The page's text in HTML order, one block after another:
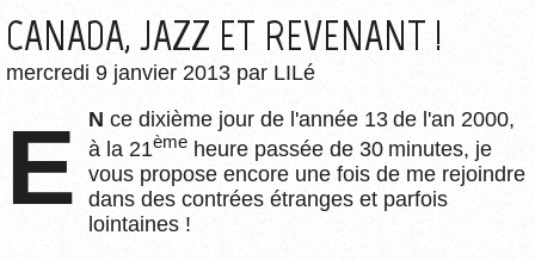
CANADA, JAZZ ET REVENANT !
mercredi 9 janvier 2013 par LILé
EN ce dixième jour de l'année 13 de l'an 2000,
à la 21ème heure passée de 30 minutes, je
vous propose encore une fois de me rejoindre
dans des contrées étranges et parfois
lointaines !